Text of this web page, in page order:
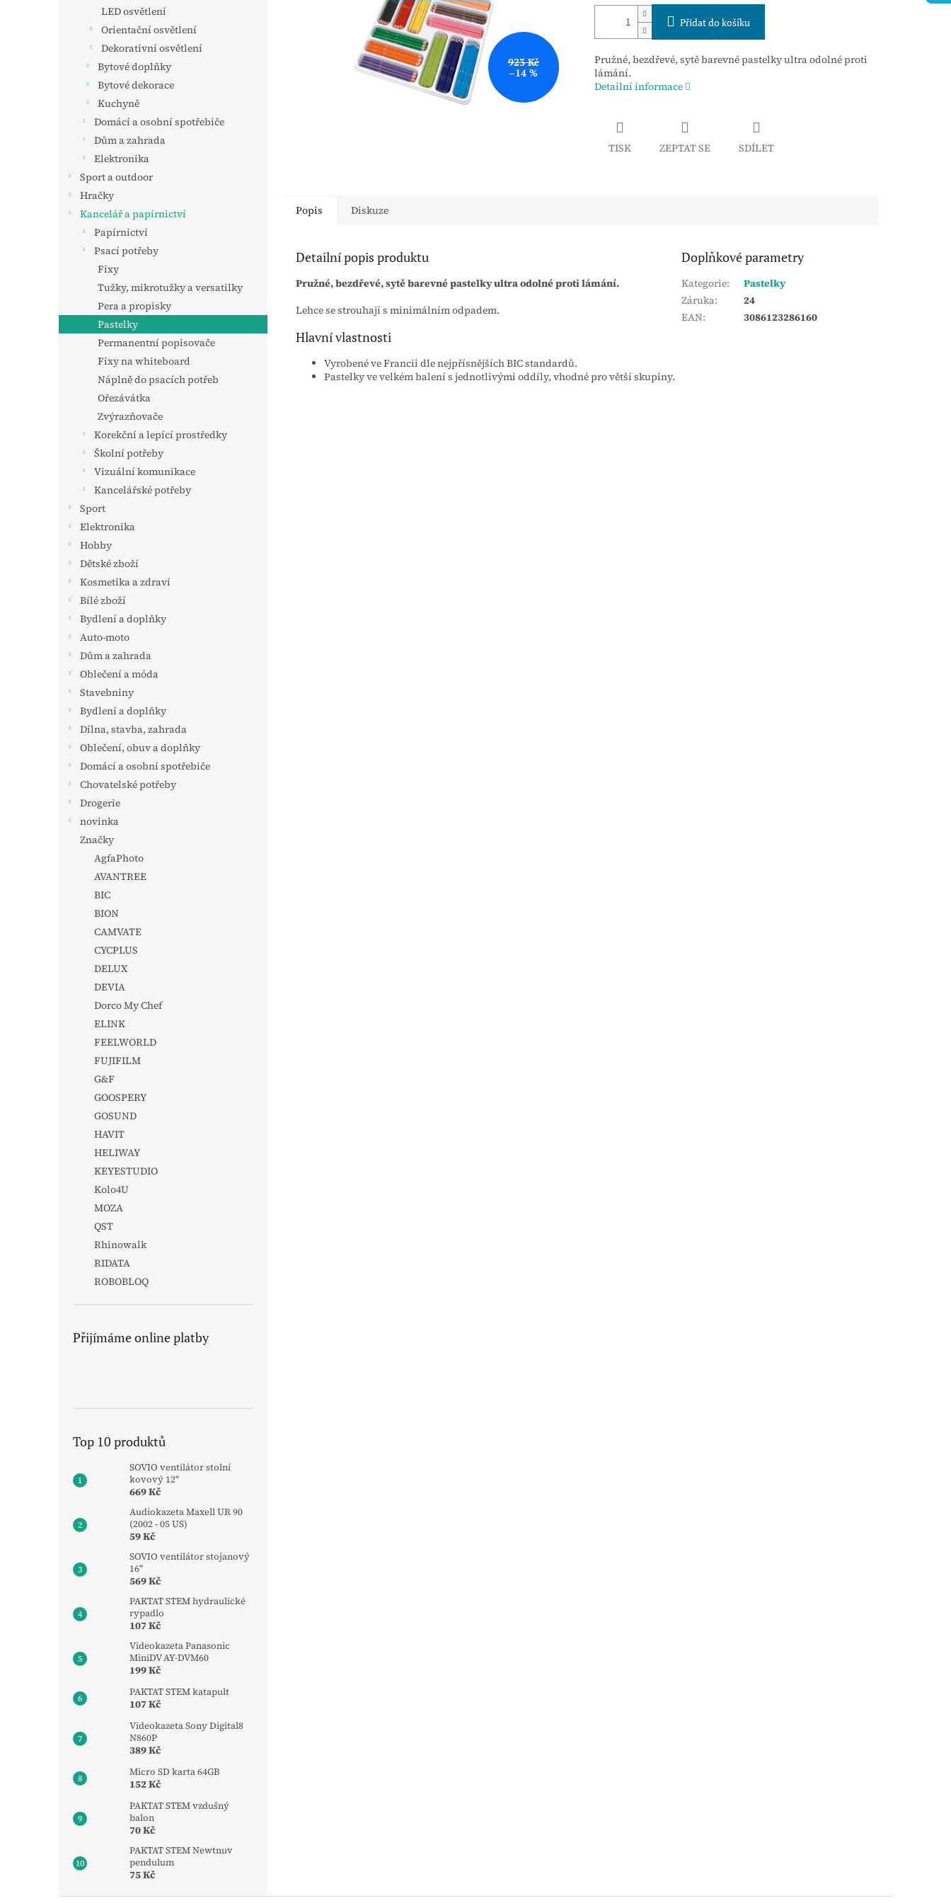
LED osvětlení
Orientační osvětlení
Dekorativní osvětlení
Bytové doplňky
Bytové dekorace
Kuchyně
Domácí a osobní spotřebiče
Dům a zahrada
Elektronika
Sport a outdoor
Hračky
Kancelář a papírnictví
Papírnictví
Psací potřeby
Fixy
Tužky, mikrotužky a versatilky
Pera a propisky
Pastelky
Permanentní popisovače
Fixy na whiteboard
Náplně do psacích potřeb
Ořezávátka
Zvýrazňovače
Korekční a lepící prostředky
Školní potřeby
Vizuální komunikace
Kancelářské potřeby
Sport
Elektronika
Hobby
Dětské zboží
Kosmetika a zdraví
Bílé zboží
Bydlení a doplňky
Auto-moto
Dům a zahrada
Oblečení a móda
Stavebniny
Bydlení a doplňky
Dílna, stavba, zahrada
Oblečení, obuv a doplňky
Domácí a osobní spotřebiče
Chovatelské potřeby
Drogerie
novinka
Značky
AgfaPhoto
AVANTREE
BIC
BION
CAMVATE
CYCPLUS
DELUX
DEVIA
Dorco My Chef
ELINK
FEELWORLD
FUJIFILM
G&F
GOOSPERY
GOSUND
HAVIT
HELIWAY
KEYESTUDIO
Kolo4U
MOZA
QST
Rhinowalk
RIDATA
ROBOBLOQ
Přijímáme online platby
Top 10 produktů
SOVIO ventilátor stolní
kovový 12"
669 Kč
Audiokazeta Maxell UR 90
(2002 - 05 US)
59 Kč
SOVIO ventilátor stojanový
16"
569 Kč
PAKTAT STEM hydraulické
rypadlo
107 Kč
Videokazeta Panasonic
MiniDV AY-DVM60
199 Kč
PAKTAT STEM katapult
107 Kč
Videokazeta Sony Digital8
N860P
389 Kč
Micro SD karta 64GB
152 Kč
PAKTAT STEM vzdušný
balon
70 Kč
PAKTAT STEM Newtnuv
pendulum
75 Kč
923 Kč
–14 %
Přidat do košíku
Pružné, bezdřevé, sytě barevné pastelky ultra odolné proti
lámání.
Detailní informace
TISK ZEPTAT SE SDÍLET
Popis Diskuze
Detailní popis produktu
Pružné, bezdřevé, sytě barevné pastelky ultra odolné proti lámání.
Lehce se strouhají s minimálním odpadem.
Hlavní vlastnosti
Vyrobené ve Francii dle nejpřísnějších BIC standardů.
Pastelky ve velkém balení s jednotlivými oddíly, vhodné pro větší skupiny.
Doplňkové parametry
Kategorie:
Pastelky
Záruka:
24
EAN: 3086123286160